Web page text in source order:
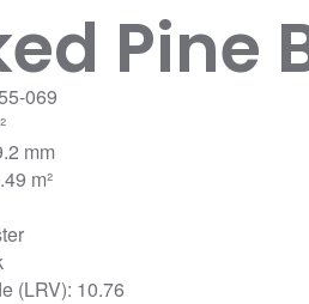
Pine
069
mm
m²
(LRV): 10.76